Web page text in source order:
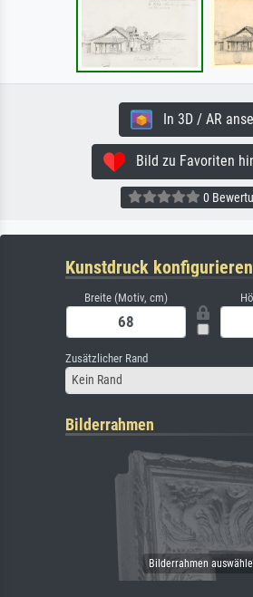
In 3D / AR
Bild zu Favoriten
0
Kunstdruck konfigurieren
Breite (Motiv, cm)
Zusätzlicher Rand
Kein Rand
Bilderrahmen